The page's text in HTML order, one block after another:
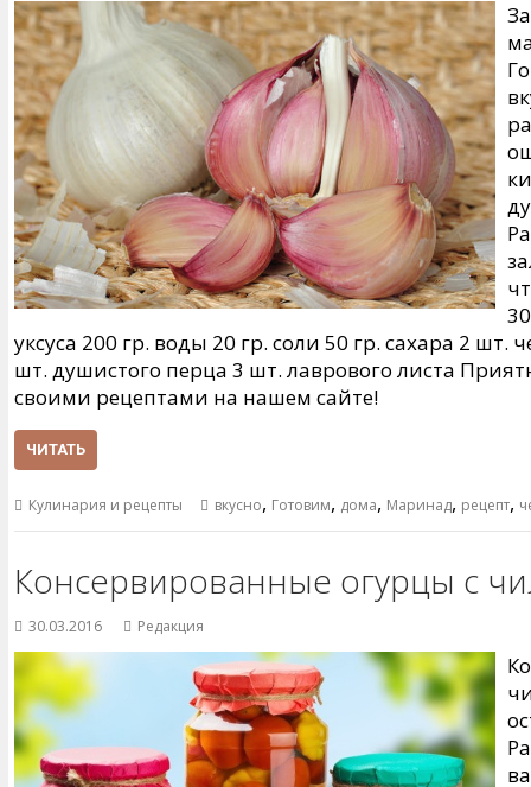
уксуса 200 гр. воды 20 гр. соли 50 гр. сахара 2 шт.
шт. душистого перца 3 шт. лаврового листа
своими рецептами на нашем сайте!
ЧИТАТЬ
Кулинария и рецепты вкусно, Готовим, дома, Маринад, рецепт,
Консервированные огурцы с
30.03.2016 Редакция